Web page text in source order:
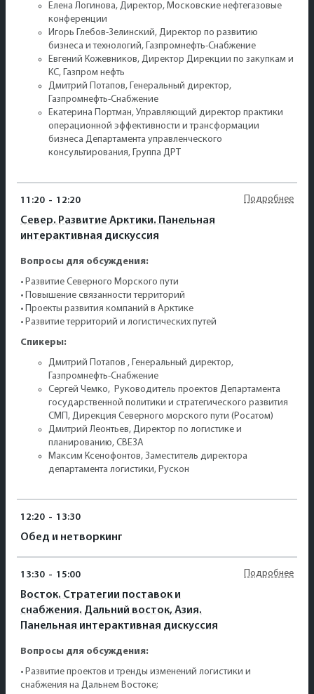
Елена Логинова, Директор, Московские нефтегазовые
конференции
Игорь Глебов-Зелинский, Директор по развитию
бизнеса и технологий, Газпромнефть-Снабжение
Евгений Кожевников, Директор Дирекции по закупкам и
КС, Газпром нефть
Дмитрий Потапов, Генеральный директор,
Газпромнефть-Снабжение
Екатерина Портман, Управляющий директор практики
операционной эффективности и трансформации
бизнеса Департамента управленческого
консультирования, Группа ДРТ
11:20 - 12:20
Север. Развитие Арктики. Панельная
интерактивная дискуссия
Подробнее
Вопросы для обсуждения:
• Развитие Северного Морского пути
• Повышение связанности территорий
• Проекты развития компаний в Арктике
• Развитие территорий и логистических путей
Спикеры:
Дмитрий Потапов , Генеральный директор,
Газпромнефть-Снабжение
Сергей Чемко, Руководитель проектов Департамента
государственной политики и стратегического развития
СМП, Дирекция Северного морского пути (Росатом)
Дмитрий Леонтьев, Директор по логистике и
планированию, СВЕЗА
Максим Ксенофонтов, Заместитель директора
департамента логистики, Рускон
12:20 - 13:30
Обед и нетворкинг
13:30 - 15:00
Восток. Стратегии поставок и
снабжения. Дальний восток, Азия.
Панельная интерактивная дискуссия
Подробнее
Вопросы для обсуждения:
• Развитие проектов и тренды изменений логистики и
снабжения на Дальнем Востоке;